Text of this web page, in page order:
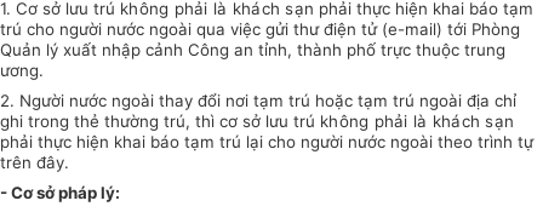
1. Cơ sở lưu trú không phải là khách sạn phải thực hiện khai báo tạm
trú cho người nước ngoài qua việc gửi thư điện tử (e-mail) tới Phòng
Quản lý xuất nhập cảnh Công an tỉnh, thành phố trực thuộc trung
ương.
2. Người nước ngoài thay đổi nơi tạm trú hoặc tạm trú ngoài địa chỉ
ghi trong thẻ thường trú, thì cơ sở lưu trú không phải là khách sạn
phải thực hiện khai báo tạm trú lại cho người nước ngoài theo trình tự
trên đây.
- Cơ sở pháp lý: